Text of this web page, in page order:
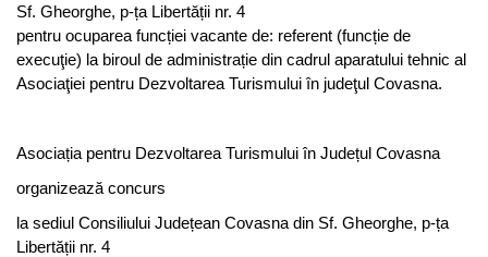
Sf. Gheorghe, p-ța Libertății nr. 4
pentru ocuparea funcției vacante de: referent (funcție de
execuţie) la biroul de administrație din cadrul aparatului tehnic al
Asociaţiei pentru Dezvoltarea Turismului în judeţul Covasna.
Asociația pentru Dezvoltarea Turismului în Județul Covasna
organizează concurs
la sediul Consiliului Județean Covasna din Sf. Gheorghe, p-ța
Libertății nr. 4